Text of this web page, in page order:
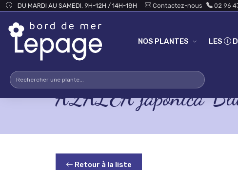
Skip to main content
DU MARDI AU SAMEDI, 9H-12H / 14H-18H Contactez-nous 02 96
NOS PLANTES LES
AZALEA japonica
Retour à la liste